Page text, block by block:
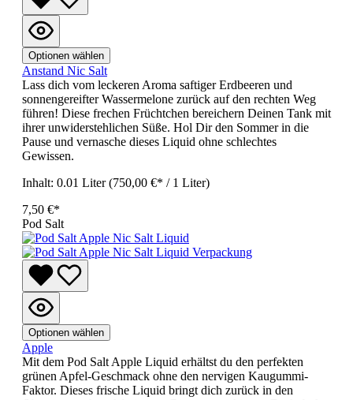
Optionen wählen
Anstand Nic Salt
Lass dich vom leckeren Aroma saftiger Erdbeeren und
sonnengereifter Wassermelone zurück auf den rechten Weg
führen! Diese frechen Früchtchen bereichern Deinen Tank mit
ihrer unwiderstehlichen Süße. Hol Dir den Sommer in die
Pause und vernasche dieses Liquid ohne schlechtes
Gewissen.
Inhalt: 0.01 Liter(750,00 €* / 1 Liter)
7,50 €*
Pod Salt
Optionen wählen
Apple
Mit dem Pod Salt Apple Liquid erhältst du den perfekten
grünen Apfel-Geschmack ohne den nervigen Kaugummi-
Faktor. Dieses frische Liquid bringt dich zurück in den